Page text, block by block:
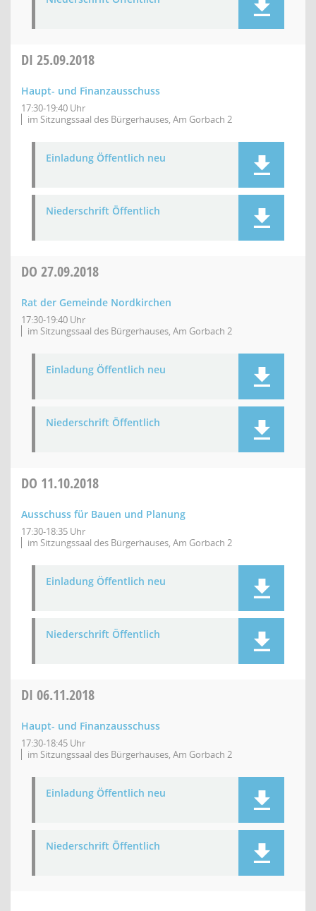
DI 25.09.2018
Haupt- und Finanzausschuss
17:30-19:40 Uhr
im Sitzungssaal des Bürgerhauses, Am Gorbach 2
Einladung Öffentlich neu
Niederschrift Öffentlich
DO 27.09.2018
Rat der Gemeinde Nordkirchen
17:30-19:40 Uhr
im Sitzungssaal des Bürgerhauses, Am Gorbach 2
Einladung Öffentlich neu
Niederschrift Öffentlich
DO 11.10.2018
Ausschuss für Bauen und Planung
17:30-18:35 Uhr
im Sitzungssaal des Bürgerhauses, Am Gorbach 2
Einladung Öffentlich neu
Niederschrift Öffentlich
DI 06.11.2018
Haupt- und Finanzausschuss
17:30-18:45 Uhr
im Sitzungssaal des Bürgerhauses, Am Gorbach 2
Einladung Öffentlich neu
Niederschrift Öffentlich